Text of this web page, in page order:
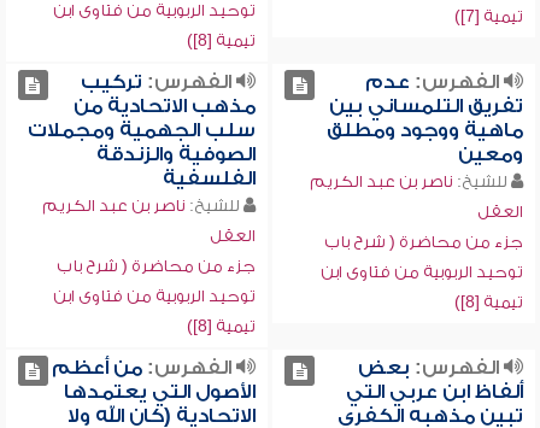
تيمية [7])
توحيد الربوبية من فتاوى ابن
تيمية [8])
الفهرس: عدم
تفريق التلمساني بين
ماهية ووجود ومطلق
ومعين
للشيخ: ناصر بن عبد الكريم
العقل
جزء من محاضرة ( شرح باب
توحيد الربوبية من فتاوى ابن
تيمية [8])
الفهرس: تركيب
مذهب الاتحادية من
سلب الجهمية ومجملات
الصوفية والزندقة
الفلسفية
للشيخ: ناصر بن عبد الكريم
العقل
جزء من محاضرة ( شرح باب
توحيد الربوبية من فتاوى ابن
تيمية [8])
الفهرس: بعض
ألفاظ ابن عربي التي
تبين مذهبه الكفري
الفهرس:من أعظم
الأصول التي يعتمدها
الاتحادية (كان الله ولا